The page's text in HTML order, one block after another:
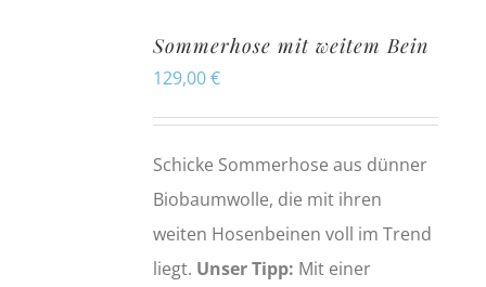
Sommerhose mit weitem Bein
129,00€
Schicke Sommerhose aus dünner
Biobaumwolle, die mit ihren
weiten Hosenbeinen voll im Trend
liegt. Unser Tipp: Mit einer